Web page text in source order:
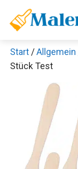
Inhalt
springen
Start /Allgemein
Stück Test